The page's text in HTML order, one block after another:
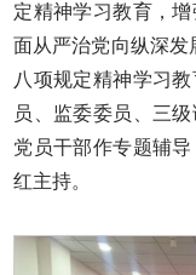
定精神学习教育，
面从严治党向纵深发
八项规定精神学习
员、监委委员、三
党员干部作专题辅
红主持。